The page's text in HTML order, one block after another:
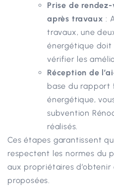
Prise de
après travaux :
travaux, une
énergétique
vérifier les
Réception de
base du rapport
énergétique,
subvention
réalisés.
Ces étapes garantissent
respectent les normes du
aux propriétaires
proposées.